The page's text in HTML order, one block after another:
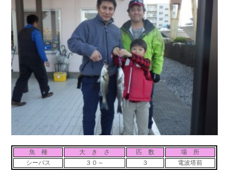
会社概要
Company
採用情報
Recruit
リンク集
Link
魚 種 大 き さ 匹 数
場 所
シーバス
３０～ ３ 電波塔前